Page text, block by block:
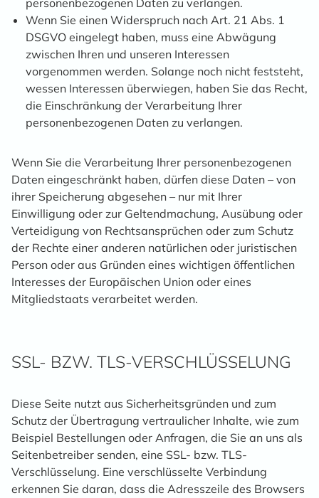
personenbezogenen Daten zu verlangen.
Wenn Sie einen Widerspruch nach Art. 21 Abs. 1
DSGVO eingelegt haben, muss eine Abwägung
zwischen Ihren und unseren Interessen
vorgenommen werden. Solange noch nicht feststeht,
wessen Interessen überwiegen, haben Sie das Recht,
die Einschränkung der Verarbeitung Ihrer
personenbezogenen Daten zu verlangen.
Wenn Sie die Verarbeitung Ihrer personenbezogenen
Daten eingeschränkt haben, dürfen diese Daten – von
ihrer Speicherung abgesehen – nur mit Ihrer
Einwilligung oder zur Geltendmachung, Ausübung oder
Verteidigung von Rechtsansprüchen oder zum Schutz
der Rechte einer anderen natürlichen oder juristischen
Person oder aus Gründen eines wichtigen öffentlichen
Interesses der Europäischen Union oder eines
Mitgliedstaats verarbeitet werden.
SSL- BZW. TLS-VERSCHLÜSSELUNG
Diese Seite nutzt aus Sicherheitsgründen und zum
Schutz der Übertragung vertraulicher Inhalte, wie zum
Beispiel Bestellungen oder Anfragen, die Sie an uns als
Seitenbetreiber senden, eine SSL- bzw. TLS-
Verschlüsselung. Eine verschlüsselte Verbindung
erkennen Sie daran, dass die Adresszeile des Browsers